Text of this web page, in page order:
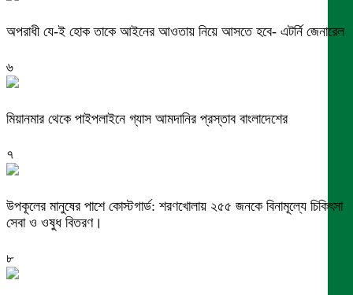
অপরাধী যে-ই হোক তাকে আইনের আওতায় নিয়ে আসতে হবে- এটর্নি জেনারেল
৬
মিয়ানমার থেকে পাইপলাইনে গ্যাস আমদানির প্রস্তাব বাংলাদেশের
৭
উপকূলের মানুষের পাশে কোস্টগার্ড: শরণখোলায় ২৫৫ জনকে বিনামূল্যে চিকিৎসা
সেবা ও ওষুধ বিতরণ।
৮